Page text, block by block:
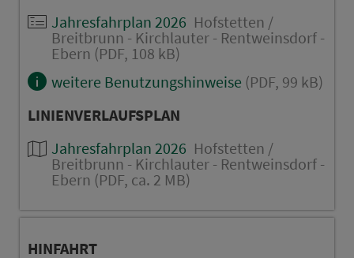
Jahresfahrplan 2026 Hofstetten /
Breitbrunn - Kirchlauter - Rentweinsdorf -
Ebern (PDF, 108 kB)
weitere Benutzungshinweise (PDF, 99 kB)
LINIENVERLAUFSPLAN
Jahresfahrplan 2026 Hofstetten /
Breitbrunn - Kirchlauter - Rentweinsdorf -
Ebern (PDF, ca. 2 MB)
HINFAHRT